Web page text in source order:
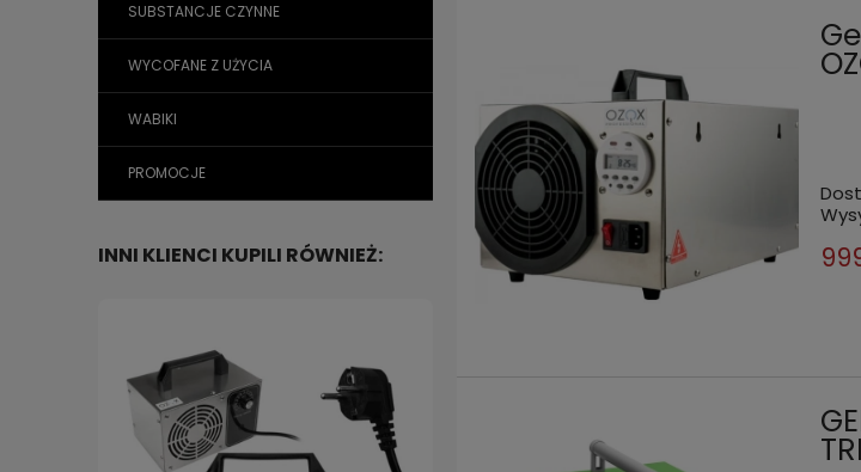
SUBSTANCJE CZYNNE
WYCOFANE Z UŻYCIA
WABIKI
PROMOCJE
INNI KLIENCI KUPILI RÓWNIEŻ: